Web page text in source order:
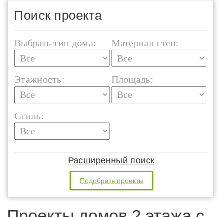
Поиск проекта
Выбрать тип дома: Материал стен:
Этажность: Площадь:
Стиль:
Расширенный поиск
Подобрать проекты